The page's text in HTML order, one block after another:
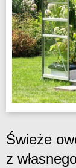
Świeże
z